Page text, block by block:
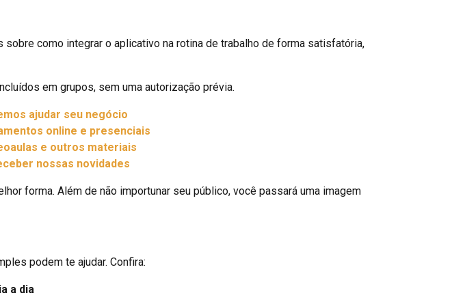
como integrar o aplicativo na rotina de trabalho de forma satisfatória,
em grupos, sem uma autorização prévia.
ajudar seu negócio
online e presenciais
e outros materiais
nossas novidades
forma. Além de não importunar seu público, você passará uma imagem
podem te ajudar. Confira:
a dia